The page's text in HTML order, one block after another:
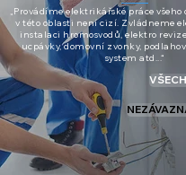
„Provádíme elektrikářské práce
v této oblasti není cizí. Zvládneme
instalaci hromosvodů, elektro
ucpávky, domovní zvonky,
system atd...“